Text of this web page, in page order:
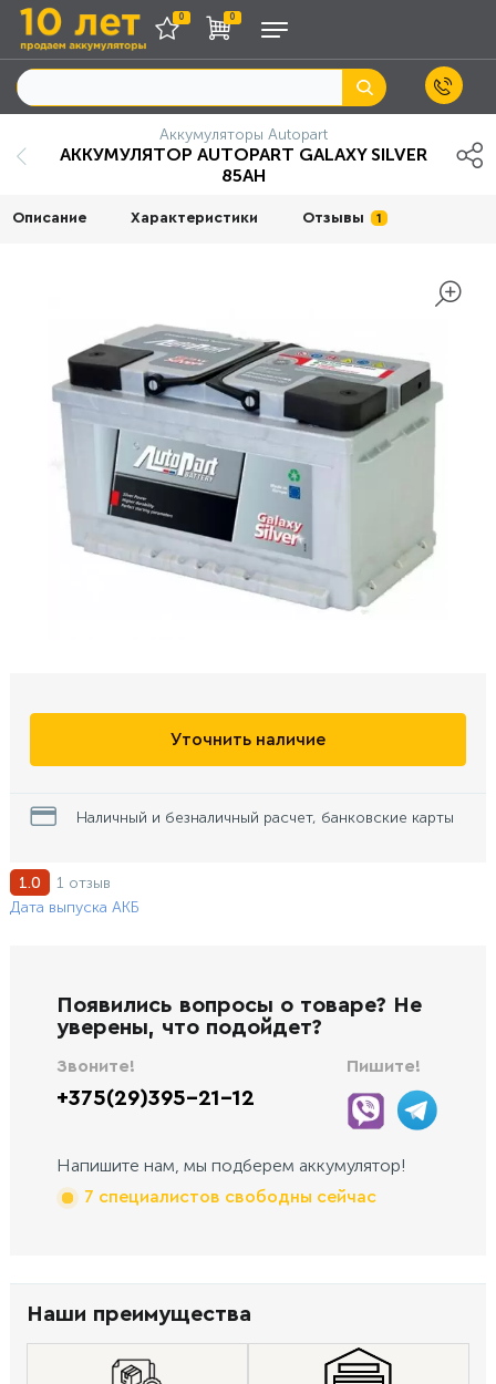
0 0
Аккумуляторы Autopart
АККУМУЛЯТОР AUTOPART GALAXY SILVER
85AH
Описание Характеристики Отзывы 1
Уточнить наличие
Наличный и безналичный расчет, банковские карты
1.0
1 отзыв
Дата выпуска АКБ
Появились вопросы о товаре? Не
уверены, что подойдет?
Звоните!
+375(29)395-21-12
Пишите!
Напишите нам, мы подберем аккумулятор!
7 специалистов свободны сейчас
Наши преимущества